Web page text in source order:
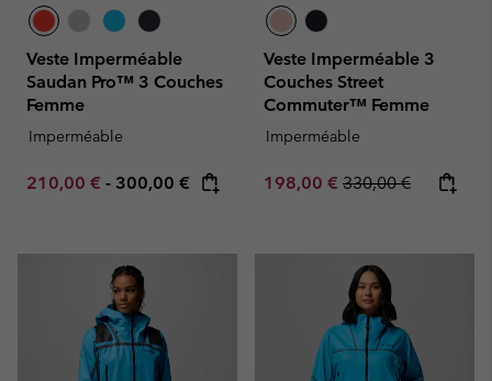
Veste Imperméable
Saudan Pro™ 3 Couches
Femme
Imperméable
Minimum sale price:
210,00 € - Maximum price:
300,00 €
Veste Imperméable 3
Couches Street
Commuter™ Femme
Imperméable
Sale price:
198,00 € Regular price:
330,00 €